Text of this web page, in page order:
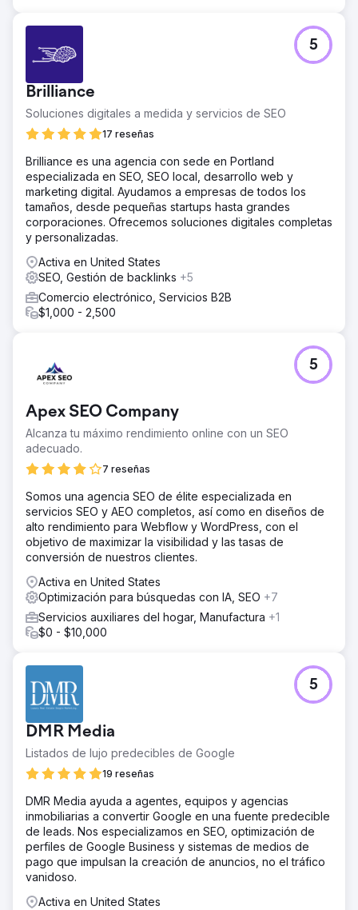
Brilliance
Soluciones digitales a medida y servicios de SEO
17 reseñas
5
Brilliance es una agencia con sede en Portland
especializada en SEO, SEO local, desarrollo web y
marketing digital. Ayudamos a empresas de todos los
tamaños, desde pequeñas startups hasta grandes
corporaciones. Ofrecemos soluciones digitales completas
y personalizadas.
Activa en United States
SEO, Gestión de backlinks +5
Comercio electrónico, Servicios B2B
$1,000 - 2,500
Apex SEO Company
Alcanza tu máximo rendimiento online con un SEO
adecuado.
7 reseñas
5
Somos una agencia SEO de élite especializada en
servicios SEO y AEO completos, así como en diseños de
alto rendimiento para Webflow y WordPress, con el
objetivo de maximizar la visibilidad y las tasas de
conversión de nuestros clientes.
Activa en United States
Optimización para búsquedas con IA, SEO +7
Servicios auxiliares del hogar, Manufactura +1
$0 - $10,000
DMR Media
Listados de lujo predecibles de Google
19 reseñas
5
DMR Media ayuda a agentes, equipos y agencias
inmobiliarias a convertir Google en una fuente predecible
de leads. Nos especializamos en SEO, optimización de
perfiles de Google Business y sistemas de medios de
pago que impulsan la creación de anuncios, no el tráfico
vanidoso.
Activa en United States